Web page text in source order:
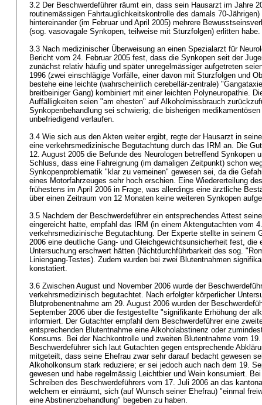
3.2 Der Beschwerdeführer räumt ein, dass sein Hausarzt im Jahre
routinemässigen Fahrtauglichkeitskontrolle des damals 70-
hintereinander (im Februar und April 2005) mehrere
(sog. vasovagale Synkopen, teilweise mit Sturzfolgen) erlitten habe.
3.3 Nach medizinischer Überweisung an einen Spezialarzt für
Bericht vom 24. Februar 2005 fest, dass die Synkopen seit der
zunächst relativ häufig und später unregelmässiger aufgetreten
1996 (zwei einschlägige Vorfälle, einer davon mit Sturzfolgen und
bestehe eine leichte (wahrscheinlich cerebellär-zentrale)
breitbeiniger Gang) kombiniert mit einer leichten Polyneuropathie.
Auffälligkeiten seien "am ehesten" auf Alkoholmissbrauch
Synkopenbehandlung sei schwierig; die bisherigen
unbefriedigend verlaufen.
3.4 Wie sich aus den Akten weiter ergibt, regte der Hausarzt in
eine verkehrsmedizinische Begutachtung durch das IRM an. Die
12. August 2005 die Befunde des Neurologen betreffend Synkopen
Schluss, dass eine Fahreignung (im damaligen Zeitpunkt) schon
Synkopenproblematik "klar zu verneinen" gewesen sei, da die
eines Motorfahrzeuges sehr hoch erschien. Eine Wiedererteilung
frühestens im April 2006 in Frage, was allerdings eine ärztliche
über einen Zeitraum von 12 Monaten keine weiteren Synkopen
3.5 Nachdem der Beschwerdeführer ein entsprechendes Attest
eingereicht hatte, empfahl das IRM (in einem Aktengutachten vom
verkehrsmedizinische Begutachtung. Der Experte stellte in seinem
2006 eine deutliche Gang- und Gleichgewichtsunsicherheit fest, die
Untersuchung erschwert hätten (Nichtdurchführbarkeit des sog.
Liniengang-Testes). Zudem wurden bei zwei Blutentnahmen
konstatiert.
3.6 Zwischen August und November 2006 wurde der
verkehrsmedizinisch begutachtet. Nach erfolgter körperlicher
Blutprobenentnahme am 29. August 2006 wurden der
September 2006 über die festgestellte "signifikante Erhöhung der
informiert. Der Gutachter empfahl dem Beschwerdeführer eine
entsprechenden Blutentnahme eine Alkoholabstinenz oder
Konsums. Bei der Nachkontrolle und zweiten Blutentnahme vom
Beschwerdeführer sich laut Gutachten gegen entsprechende
mitgeteilt, dass seine Ehefrau zwar sehr darauf bedacht gewesen
Alkoholkonsum stark reduziere; er sei jedoch auch nach dem 19.
gewesen und habe regelmässig Leichtbier und Wein konsumiert.
Schreiben des Beschwerdeführers vom 17. Juli 2006 an das
welchem er einräumt, sich (auf Wunsch seiner Ehefrau) "einmal
eine Abstinenzbehandlung" begeben zu haben.